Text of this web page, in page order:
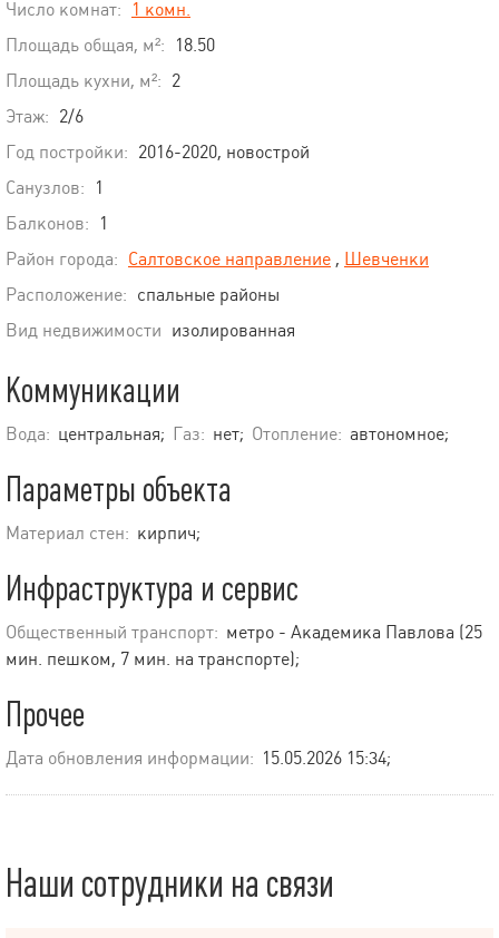
Число комнат:
1 комн.
Площадь общая, м²:
18.50
Площадь кухни, м²: 2
Этаж: 2/6
Год постройки: 2016-2020, новострой
Санузлов:
1
Балконов:
1
Район города: Салтовское направление , Шевченки
Расположение: спальные районы
Вид недвижимости изолированная
Коммуникации
Вода: центральная; Газ: нет; Отопление: автономное;
Параметры объекта
Материал стен: кирпич;
Инфраструктура и сервис
Общественный транспорт: метро - Академика Павлова (25
мин. пешком, 7 мин. на транспорте);
Прочее
Дата обновления информации: 15.05.2026 15:34;
Наши сотрудники на связи